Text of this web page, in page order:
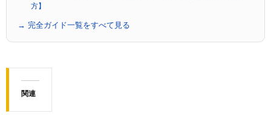
方】
→ 完全ガイド一覧をすべて見る
関連